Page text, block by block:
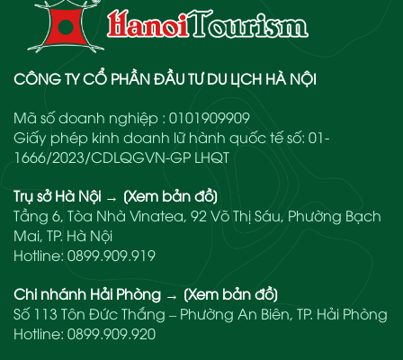
CÔNG TY CỔ PHẦN ĐẦU TƯ DU LỊCH HÀ NỘI
Mã số doanh nghiệp : 0101909909
Giấy phép kinh doanh lữ hành quốc tế số: 01-
1666/2023/CDLQGVN-GP LHQT
Trụ sở Hà Nội → [Xem bản đồ]
Tầng 6, Tòa Nhà Vinatea, 92 Võ Thị Sáu, Phường Bạch
Mai, TP. Hà Nội
Hotline: 0899.909.919
Chi nhánh Hải Phòng → [Xem bản đồ]
Số 113 Tôn Đức Thắng – Phường An Biên, TP. Hải Phòng
Hotline: 0899.909.920